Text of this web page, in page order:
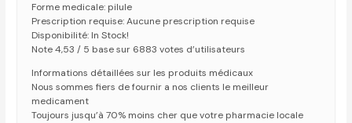
Forme medicale: pilule
Prescription requise: Aucune prescription requise
Disponibilité: In Stock!
Note 4,53 / 5 base sur 6883 votes d’utilisateurs
Informations détaillées sur les produits médicaux
Nous sommes fiers de fournir a nos clients le meilleur
medicament
Toujours jusqu’à 70% moins cher que votre pharmacie locale